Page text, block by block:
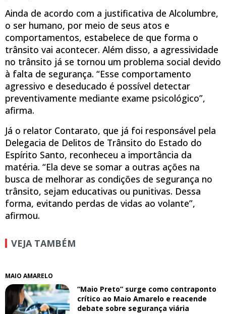
Ainda de acordo com a justificativa de Alcolumbre,
o ser humano, por meio de seus atos e
comportamentos, estabelece de que forma o
trânsito vai acontecer. Além disso, a agressividade
no trânsito já se tornou um problema social devido
à falta de segurança. “Esse comportamento
agressivo e deseducado é possível detectar
preventivamente mediante exame psicológico”,
afirma.
Já o relator Contarato, que já foi responsável pela
Delegacia de Delitos de Trânsito do Estado do
Espírito Santo, reconheceu a importância da
matéria. “Ela deve se somar a outras ações na
busca de melhorar as condições de segurança no
trânsito, sejam educativas ou punitivas. Dessa
forma, evitando perdas de vidas ao volante”,
afirmou.
VEJA TAMBÉM
MAIO AMARELO
“Maio Preto” surge como contraponto
crítico ao Maio Amarelo e reacende
debate sobre segurança viária